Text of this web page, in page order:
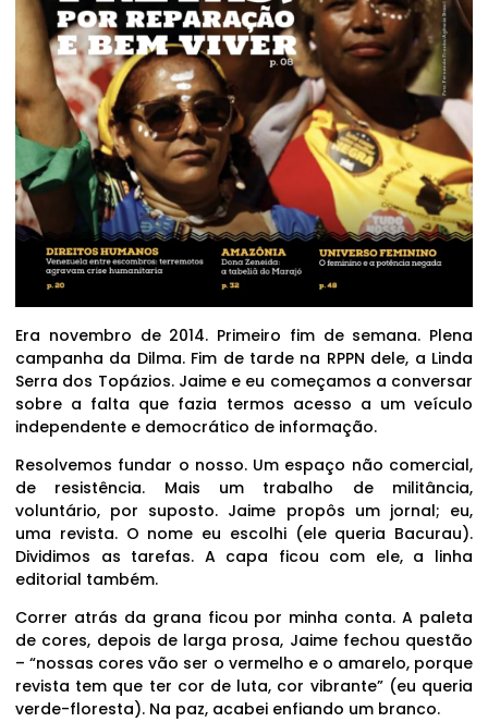
Era novembro de 2014. Primeiro fim de semana. Plena
campanha da Dilma. Fim de tarde na RPPN dele, a Linda
Serra dos Topázios. Jaime e eu começamos a conversar
sobre a falta que fazia termos acesso a um veículo
independente e democrático de informação.
Resolvemos fundar o nosso. Um espaço não comercial,
de resistência. Mais um trabalho de militância,
voluntário, por suposto. Jaime propôs um jornal; eu,
uma revista. O nome eu escolhi (ele queria Bacurau).
Dividimos as tarefas. A capa ficou com ele, a linha
editorial também.
Correr atrás da grana ficou por minha conta. A paleta
de cores, depois de larga prosa, Jaime fechou questão
– “nossas cores vão ser o vermelho e o amarelo, porque
revista tem que ter cor de luta, cor vibrante” (eu queria
verde-floresta). Na paz, acabei enfiando um branco.